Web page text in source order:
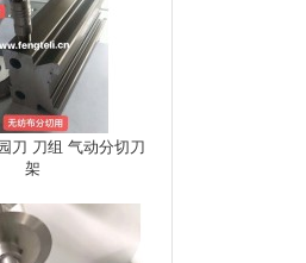
刀 刀组 气动分切刀
架